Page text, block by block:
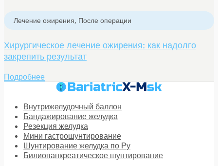
Лечение ожирения, После операции
Хирургическое лечение ожирения: как надолго
закрепить результат
Подробнее
Внутрижелудочный баллон
Бандажирование желудка
Резекция желудка
Мини гастрошунтирование
Шунтирование желудка по Ру
Билиопанкреатическое шунтирование